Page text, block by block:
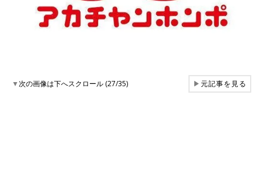
▼次の画像は下へスクロール (27/35) ▶元記事を見る